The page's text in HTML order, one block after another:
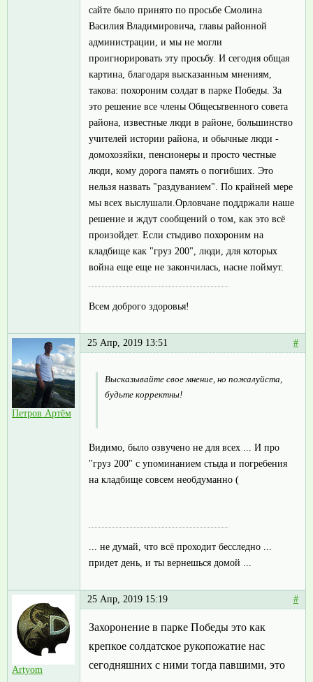
сайте было принято по просьбе Смолина
Василия Владимировича, главы районной
администрации, и мы не могли
проигнорировать эту просьбу. И сегодня общая
картина, благодаря высказанным мнениям,
такова: похороним солдат в парке Победы. За
это решение все члены Общесьтвенного совета
района, известные люди в районе, большинство
учителей истории района, и обычные люди -
домохозяйки, пенсионеры и просто честные
люди, кому дорога память о погибших. Это
нельзя назвать "раздуванием". По крайней мере
мы всех выслушали.Орловчане поддржали наше
решение и ждут сообщений о том, как это всё
произойдет. Если стыдиво похороним на
кладбище как "груз 200", люди, для которых
война еще еще не закончилась, насне поймут.
Всем доброго здоровья!
Петров Артём
25 Апр, 2019 13:51 #
Высказывайте свое мнение, но пожалуйста,
будьте корректны!
Видимо, было озвучено не для всех ... И про
"груз 200" с упоминанием стыда и погребения
на кладбище совсем необдуманно (
... не думай, что всё проходит бесследно ...
придет день, и ты вернешься домой ...
Artyom
25 Апр, 2019 15:19 #
Захоронение в парке Победы это как
крепкое солдатское рукопожатие нас
сегодняшних с ними тогда павшими, это